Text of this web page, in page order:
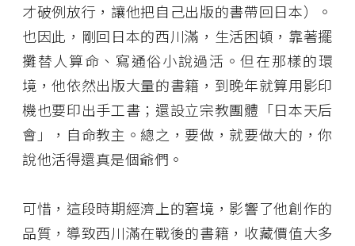
才破例放行，讓他把自己出版的書帶回日本）。
也因此，剛回日本的西川滿，生活困頓，靠著擺
攤替人算命、寫通俗小說過活。但在那樣的環
境，他依然出版大量的書籍，到晚年就算用影印
機也要印出手工書；還設立宗教團體「日本天后
會」，自命教主。總之，要做，就要做大的，你
說他活得還真是個爺們。
可惜，這段時期經濟上的窘境，影響了他創作的
品質，導致西川滿在戰後的書籍，收藏價值大多